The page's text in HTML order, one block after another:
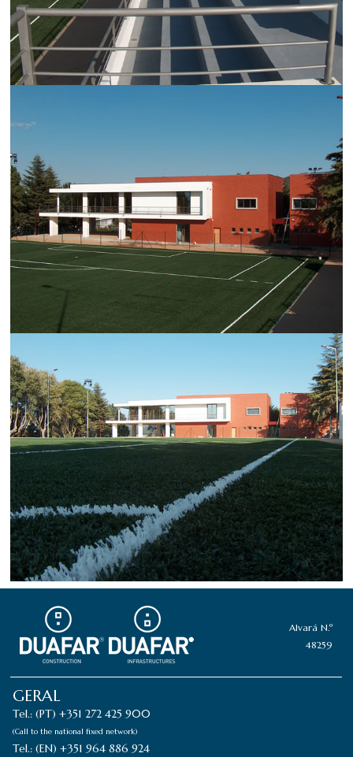
Alvará N.º
48259
GERAL
Tel.: (PT) +351 272 425 900
(Call to the national fixed network)
Tel.: (EN) +351 964 886 924